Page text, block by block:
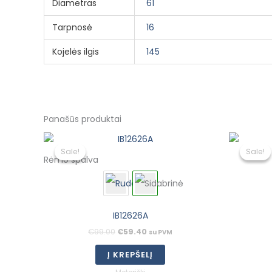
Diametras
61
Tarpnosė
16
Kojelės ilgis
145
Panašūs produktai
Sale!
Sale!
Rėmo spalva
IB12626A
€99.00
Original
€59.40
Current
su PVM
Į KREPŠELĮ
Sale!
Sale!